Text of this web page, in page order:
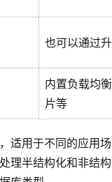
也可以通过
内置负载均
片等
适用于不同的应用
理半结构化和非结